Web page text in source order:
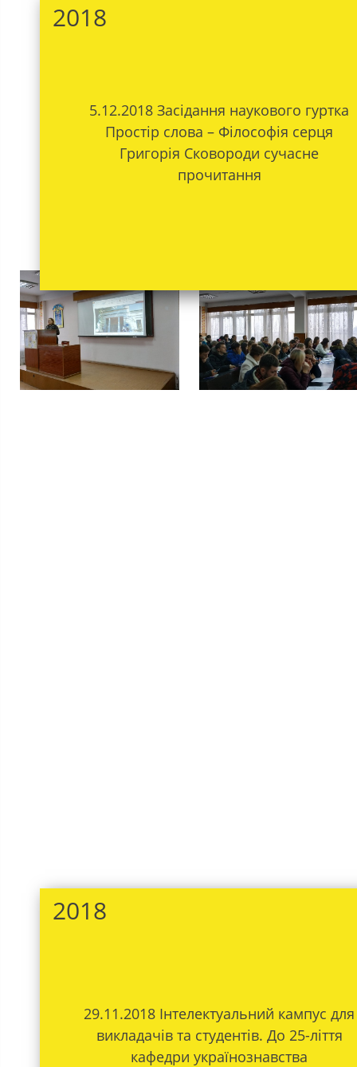
2018
5.12.2018 Засідання наукового гуртка
Простір слова – Філософія серця
Григорія Сковороди сучасне
прочитання
2018
29.11.2018 Інтелектуальний кампус для
викладачів та студентів. До 25-ліття
кафедри українознавства